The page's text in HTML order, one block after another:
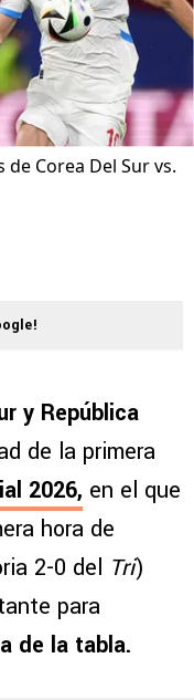
Corea Del Sur vs.
y República
de la primera
2026, en el que
hora de
2-0 del Tri)
para
de la tabla.